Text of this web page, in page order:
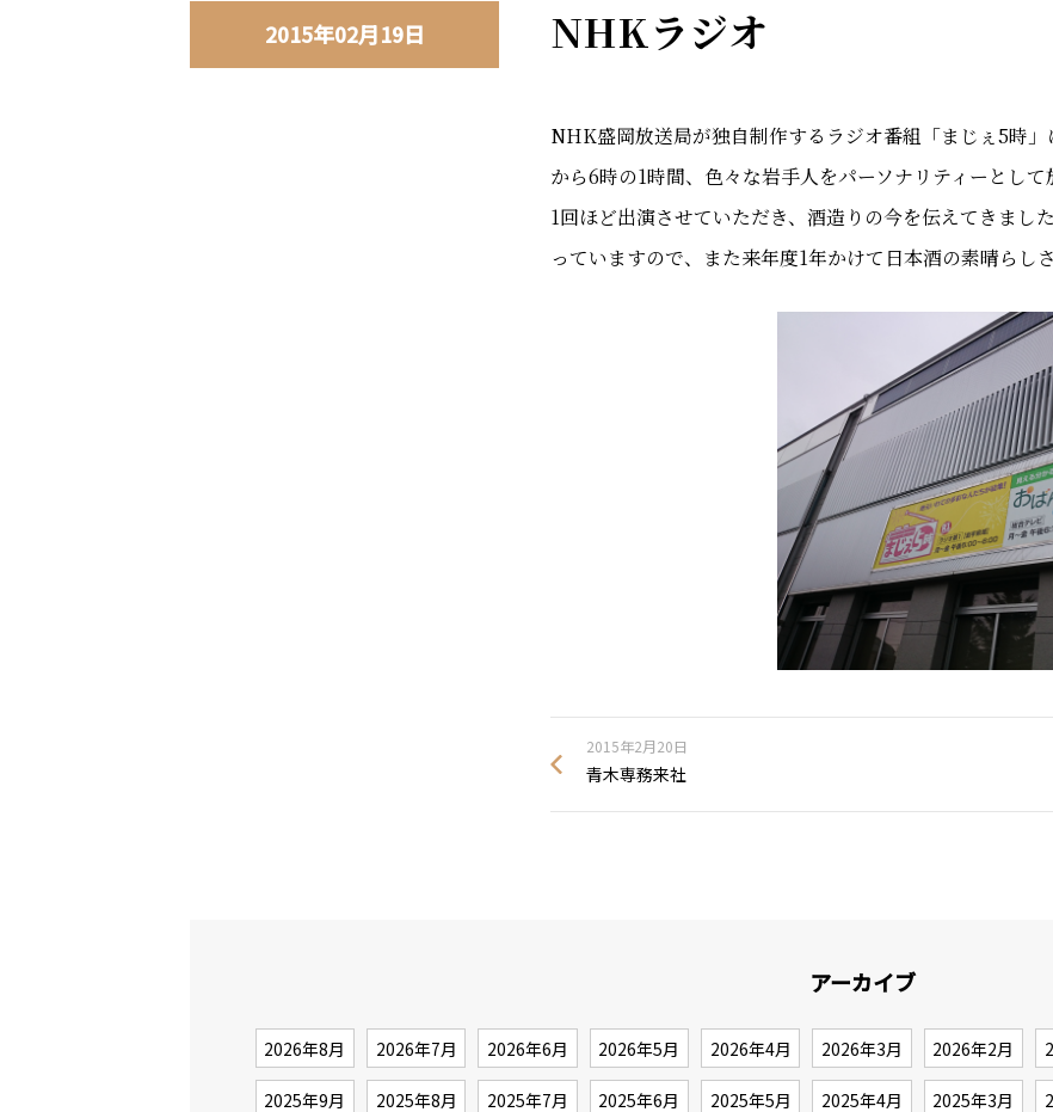
2015年02月19日 NHKラジオ
NHK盛岡放送局が独自制作するラジオ番組「まじぇ5時
から6時の1時間、色々な岩手人をパーソナリティーとし
1回ほど出演させていただき、酒造りの今を伝えてきまし
っていますので、また来年度1年かけて日本酒の素晴らし
2015年2月20日
青木専務来社
アーカイブ
2026年8月 2026年7月 2026年6月 2026年5月 2026年4月 2026年3月 2026年2月
2025年9月 2025年8月 2025年7月 2025年6月 2025年5月 2025年4月 2025年3月